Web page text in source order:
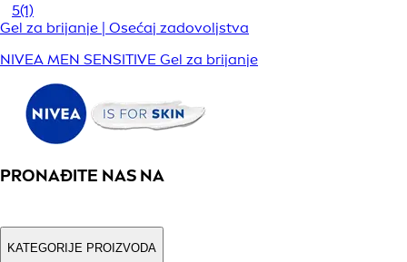
5(1)
Gel za brijanje | Osećaj zadovoljstva
NIVEA MEN SENSITIVE Gel za brijanje
PRONAĐITE NAS NA
KATEGORIJE PROIZVODA